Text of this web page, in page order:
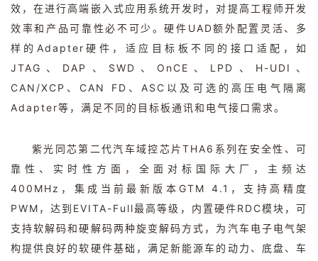
效，在进行高端嵌入式应用系统开发时，对提高工程师开发
效率和产品可靠性必不可少。硬件UAD额外配置灵活、多
样的Adapter硬件，适应目标板不同的接口适配，如
JTAG、DAP、SWD、OnCE、LPD、H-UDI、
CAN/XCP、CAN FD、ASC以及可选的高压电气隔离
Adapter等，满足不同的目标板通讯和电气接口需求。
紫光同芯第二代汽车域控芯片THA6系列在安全性、可
靠性、实时性方面，全面对标国际大厂，主频达
400MHz，集成当前最新版本GTM 4.1，支持高精度
PWM，达到EVITA-Full最高等级，内置硬件RDC模块，可
支持软解码和硬解码两种旋变解码方式，为汽车电子电气架
构提供良好的软硬件基础，满足新能源车的动力、底盘、车